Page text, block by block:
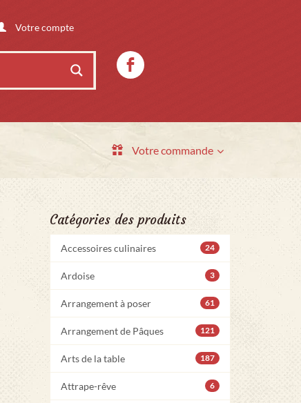
Votre compte
Votre commande
Catégories des produits
Accessoires culinaires 24
Ardoise 3
Arrangement à poser 61
Arrangement de Pâques 121
Arts de la table 187
Attrape-rêve 6